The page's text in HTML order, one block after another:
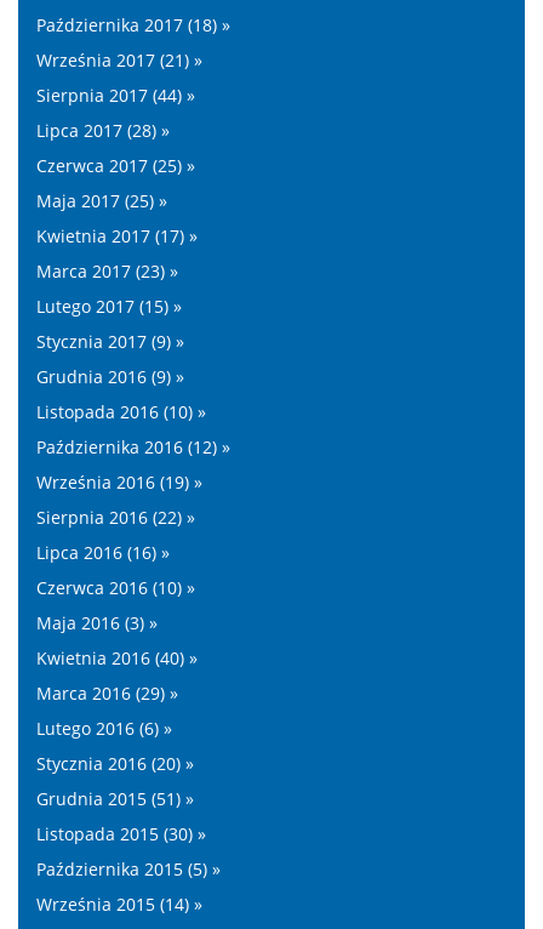
Października 2017 (18) »
Września 2017 (21) »
Sierpnia 2017 (44) »
Lipca 2017 (28) »
Czerwca 2017 (25) »
Maja 2017 (25) »
Kwietnia 2017 (17) »
Marca 2017 (23) »
Lutego 2017 (15) »
Stycznia 2017 (9) »
Grudnia 2016 (9) »
Listopada 2016 (10) »
Października 2016 (12) »
Września 2016 (19) »
Sierpnia 2016 (22) »
Lipca 2016 (16) »
Czerwca 2016 (10) »
Maja 2016 (3) »
Kwietnia 2016 (40) »
Marca 2016 (29) »
Lutego 2016 (6) »
Stycznia 2016 (20) »
Grudnia 2015 (51) »
Listopada 2015 (30) »
Października 2015 (5) »
Września 2015 (14) »